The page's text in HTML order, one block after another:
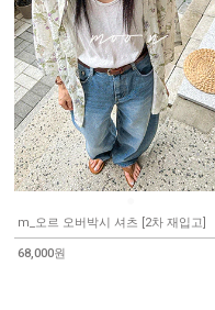
m_오르 오버박시 셔츠 [2차 재입고]
68,000원